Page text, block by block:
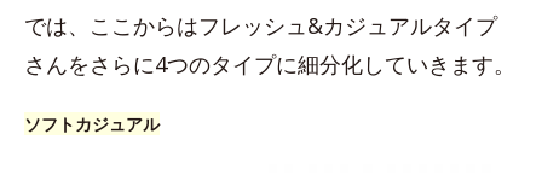
では、ここからはフレッシュ&カジュアルタイプ
さんをさらに4つのタイプに細分化していきます。
ソフトカジュアル